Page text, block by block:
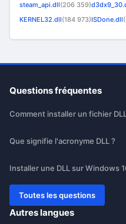
steam_api.dll(206 359)
KERNEL32.dll(184 973)ISDone.dll
Questions fréquentes
Comment installer un fichier
Que signifie l'acronyme DLL ?
Installer une DLL sur Windows
Toutes les questions
Autres langues